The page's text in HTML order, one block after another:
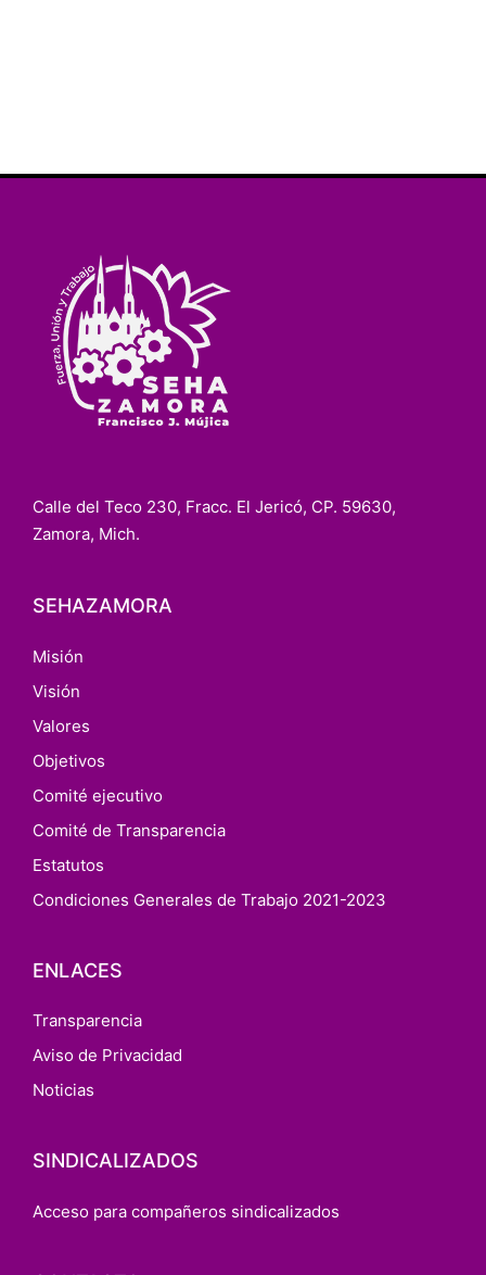
Calle del Teco 230, Fracc. El Jericó, CP. 59630,
Zamora, Mich.
SEHAZAMORA
Misión
Visión
Valores
Objetivos
Comité ejecutivo
Comité de Transparencia
Estatutos
Condiciones Generales de Trabajo 2021-2023
ENLACES
Transparencia
Aviso de Privacidad
Noticias
SINDICALIZADOS
Acceso para compañeros sindicalizados